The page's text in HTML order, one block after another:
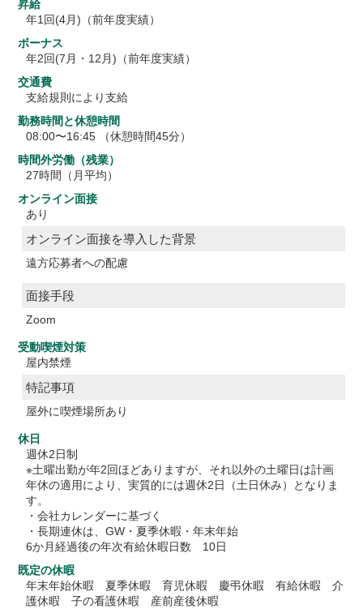
昇給
年1回(4月)（前年度実績）
ボーナス
年2回(7月・12月)（前年度実績）
交通費
支給規則により支給
勤務時間と休憩時間
08:00〜16:45 （休憩時間45分）
時間外労働（残業）
27時間（月平均）
オンライン面接
あり
オンライン面接を導入した背景
遠方応募者への配慮
面接手段
Zoom
受動喫煙対策
屋内禁煙
特記事項
屋外に喫煙場所あり
休日
週休2日制
※土曜出勤が年2回ほどありますが、それ以外の土曜日は計画
年休の適用により、実質的には週休2日（土日休み）となりま
す。
・会社カレンダーに基づく
・長期連休は、GW・夏季休暇・年末年始
6か月経過後の年次有給休暇日数 10日
既定の休暇
年末年始休暇 夏季休暇 育児休暇 慶弔休暇 有給休暇 介
護休暇 子の看護休暇 産前産後休暇